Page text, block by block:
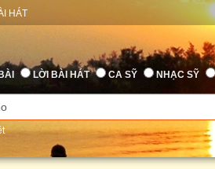
HÁT
LỜI BÀI HÁT CA SỸ NHẠC SỸ